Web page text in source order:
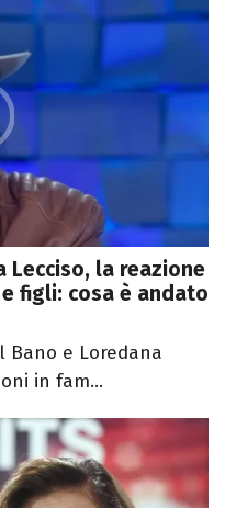
Lecciso, la reazione
figli: cosa è andato
Bano e Loredana
in fam...